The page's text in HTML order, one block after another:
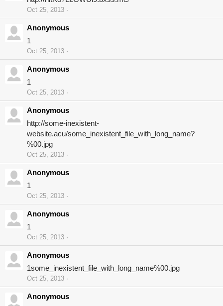
Oct 25, 2013
Anonymous
1
Oct 25, 2013
Anonymous
1
Oct 25, 2013
Anonymous
http://some-inexistent-
website.acu/some_inexistent_file_with_long_name?
%00.jpg
Oct 25, 2013
Anonymous
1
Oct 25, 2013
Anonymous
1
Oct 25, 2013
Anonymous
1some_inexistent_file_with_long_name%00.jpg
Oct 25, 2013
Anonymous